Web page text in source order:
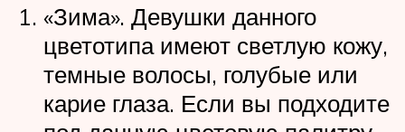
«Зима». Девушки данного
цветотипа имеют светлую кожу,
темные волосы, голубые или
карие глаза. Если вы подходите